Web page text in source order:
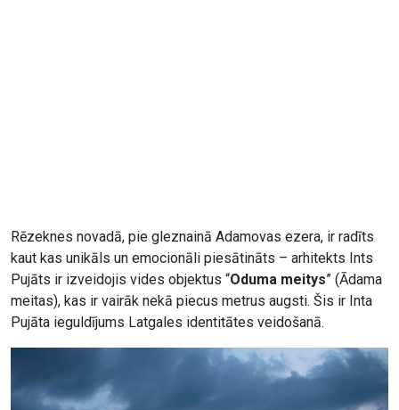
Rēzeknes novadā, pie gleznainā Adamovas ezera, ir radīts
kaut kas unikāls un emocionāli piesātināts – arhitekts Ints
Pujāts ir izveidojis vides objektus “Oduma meitys” (Ādama
meitas), kas ir vairāk nekā piecus metrus augsti. Šis ir Inta
Pujāta ieguldījums Latgales identitātes veidošanā.